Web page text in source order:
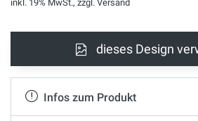
inkl. 19% MwSt., zzgl. Versand
dieses Design
Infos zum Produkt